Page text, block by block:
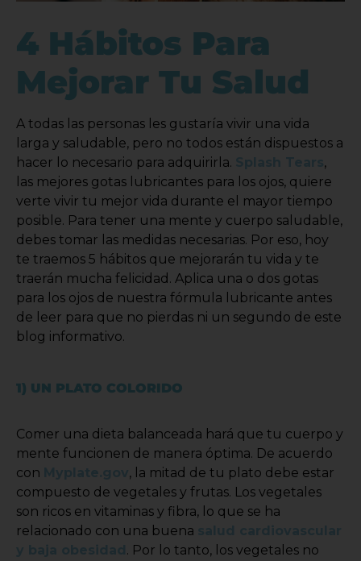
4 Hábitos Para
Mejorar Tu Salud
A todas las personas les gustaría vivir una vida
larga y saludable, pero no todos están dispuestos a
hacer lo necesario para adquirirla.
,
las mejores gotas lubricantes para los ojos, quiere
verte vivir tu mejor vida durante el mayor tiempo
posible. Para tener una mente y cuerpo saludable,
debes tomar las medidas necesarias. Por eso, hoy
te traemos 5 hábitos que mejorarán tu vida y te
traerán mucha felicidad. Aplica una o dos gotas
para los ojos de nuestra fórmula lubricante antes
de leer para que no pierdas ni un segundo de este
blog informativo.
1) UN PLATO COLORIDO
Comer una dieta balanceada hará que tu cuerpo y
mente funcionen de manera óptima. De acuerdo
con
, la mitad de tu plato debe estar
compuesto de vegetales y frutas. Los vegetales
son ricos en vitaminas y fibra, lo que se ha
relacionado con una buena
. Por lo tanto, los vegetales no